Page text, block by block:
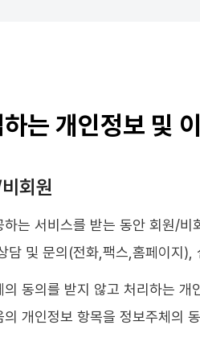
는 개인정보 및
회원
하는 서비스를 받는 동안 회원/
담 및 문의(전화,팩스,홈페이지
동의를 받지 않고 처리하는 개
의 개인정보 항목을 정보주체의